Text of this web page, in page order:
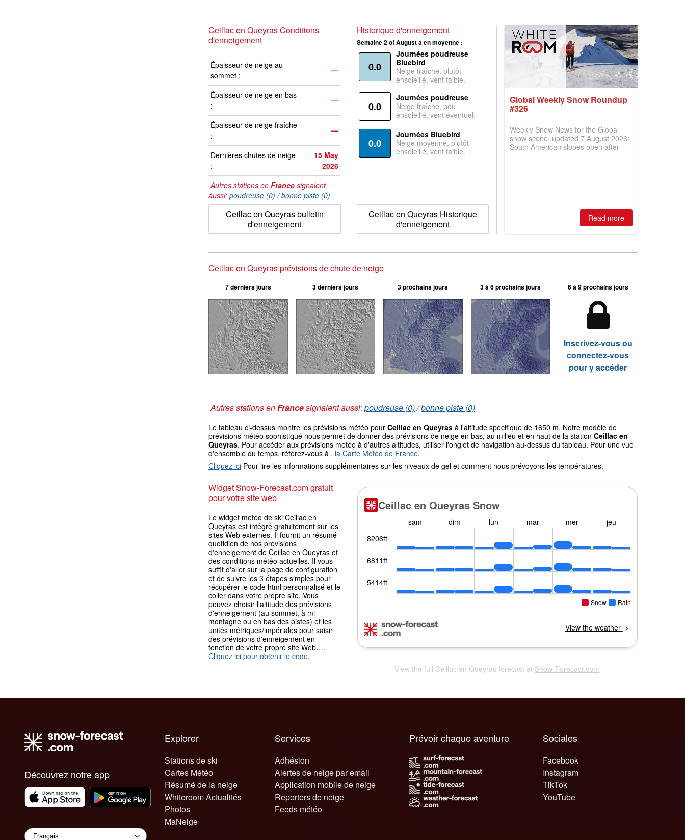
Ceillac en Queyras Conditions
d'enneigement
Épaisseur de neige au
sommet :
—
Épaisseur de neige en bas
:
—
Épaisseur de neige fraîche
:
—
Dernières chutes de neige
:
15 May
2026
Autres stations en France signalent
aussi: poudreuse (0) /bonne piste (0)
Ceillac en Queyras bulletin
d'enneigement
Historique d'enneigement
Semaine 2 of August a en moyenne :
0.0
Journées poudreuse
Bluebird
Neige fraîche, plutôt
ensoleillé, vent faible.
0.0
Journées poudreuse
Neige fraîche, peu
ensoleillé, vent éventuel.
0.0
Journées Bluebird
Neige moyenne, plutôt
ensoleillé, vent faible.
Ceillac en Queyras Historique
d'enneigement
Global Weekly Snow Roundup
#326
Weekly Snow News for the Global
snow scene, updated 7 August 2026:
South American slopes open after
Read more
Ceillac en Queyras prévisions de chute de neige
7 derniers jours 3 derniers jours 3 prochains jours 3 à 6 prochains jours 6 à 9 prochains jours
Inscrivez-vous ou
connectez-vous
pour y accéder
Autres stations enFrancesignalent aussi:poudreuse (0)/bonne piste (0)
Le tableau ci-dessus montre les prévisions météo pour Ceillac en Queyras à l'altitude spécifique de 1650 m. Notre modèle de
prévisions météo sophistiqué nous permet de donner des prévisions de neige en bas, au milieu et en haut de la station Ceillac en
Queyras. Pour accéder aux prévisions météo à d'autres altitudes, utiliser l'onglet de navigation au-dessus du tableau. Pour une vue
d'ensemble du temps, référez-vous à , la Carte Météo de France.
Cliquez ici Pour lire les informations supplémentaires sur les niveaux de gel et comment nous prévoyons les températures.
Widget Snow-Forecast.com gratuit
pour votre site web
Le widget météo de ski Ceillac en
Queyras est intégré gratuitement sur les
sites Web externes. Il fournit un résumé
quotidien de nos prévisions
d'enneigement de Ceillac en Queyras et
des conditions météo actuelles. Il vous
suffit d'aller sur la page de configuration
et de suivre les 3 étapes simples pour
récupérer le code html personnalisé et le
coller dans votre propre site. Vous
pouvez choisir l'altitude des prévisions
d'enneigement (au sommet, à mi-
montagne ou en bas des pistes) et les
unités métriques/impériales pour saisir
des prévisions d'enneigement en
fonction de votre propre site Web….
Cliquez ici pour obtenir le code.
View the full Ceillac en Queyras forecast at Snow-Forecast.com
Découvrez notre app
Explorer
Stations de ski
Cartes Météo
Résumé de la neige
Whiteroom Actualités
Photos
MaNeige
Services
Adhésion
Alertes de neige par email
Application mobile de neige
Reporters de neige
Feeds météo
Sociales
Facebook
Instagram
TikTok
YouTube
Prévoir chaque aventure